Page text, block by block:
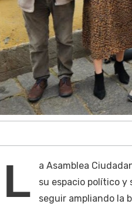
L
a Asamblea
su espacio político y
seguir ampliando la